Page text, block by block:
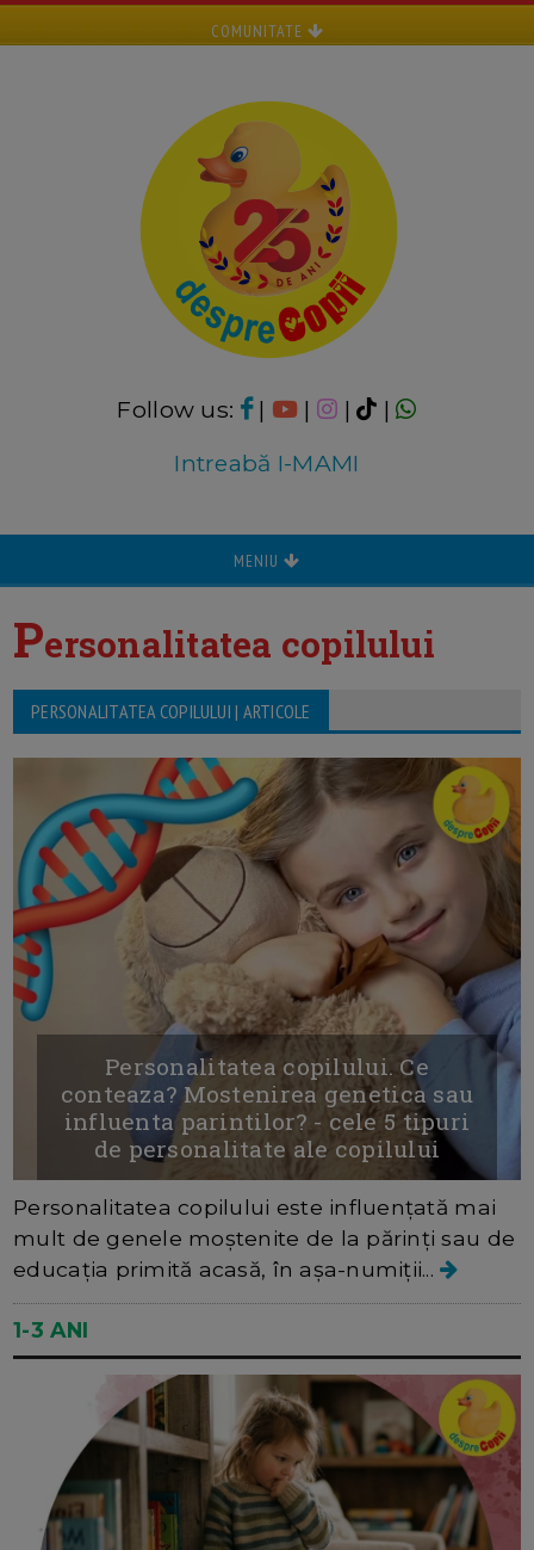
COMUNITATE
Follow us: | | |
|
Intreabă I-MAMI
MENIU
Personalitatea copilului
PERSONALITATEA COPILULUI | ARTICOLE
Personalitatea copilului. Ce
conteaza? Mostenirea genetica sau
influenta parintilor? - cele 5 tipuri
de personalitate ale copilului
Personalitatea copilului este influențată mai
mult de genele moștenite de la părinți sau de
educația primită acasă, în așa-numiții...
1-3 ANI